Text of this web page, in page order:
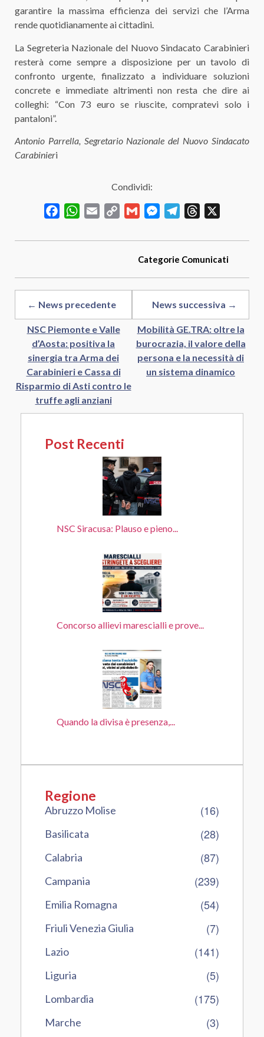
garantire la massima efficienza dei servizi che l’Arma
rende quotidianamente ai cittadini.
​La Segreteria Nazionale del Nuovo Sindacato Carabinieri
resterà come sempre a disposizione per un tavolo di
confronto urgente, finalizzato a individuare soluzioni
concrete e immediate altrimenti non resta che dire ai
colleghi: “Con 73 euro se riuscite, compratevi solo i
pantaloni”​.
Antonio Parrella, Segretario Nazionale del Nuovo Sindacato
Carabinieri
Condividi:
FacebookWhatsApp
Email
Copy
Gmail MessengerTelegramThreads
Categorie Comunicati
← News precedente
NSC Piemonte e Valle
d’Aosta: positiva la
sinergia tra Arma dei
Carabinieri e Cassa di
Risparmio di Asti contro le
truffe agli anziani
News successiva →
Mobilità GE.TRA: oltre la
burocrazia, il valore della
persona e la necessità di
un sistema dinamico
Post Recenti
NSC Siracusa: Plauso e pieno...
Concorso allievi marescialli e prove...
Quando la divisa è presenza,...
Regione
Abruzzo Molise (16)
Basilicata (28)
Calabria (87)
Campania (239)
Emilia Romagna (54)
Friuli Venezia Giulia (7)
Lazio (141)
Liguria (5)
Lombardia (175)
Marche (3)